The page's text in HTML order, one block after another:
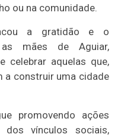
ou na comunidade.
a gratidão e o
mães de Aguiar,
celebrar aquelas que,
a construir uma cidade
promovendo ações
dos vínculos sociais,